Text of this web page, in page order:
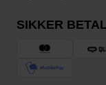
SIKKER